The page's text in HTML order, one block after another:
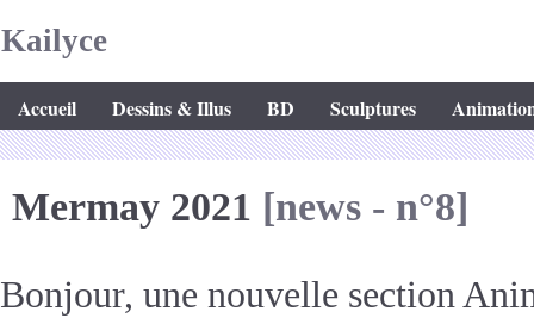
Kailyce
Accueil Dessins & Illus BD Sculptures
Mermay 2021 [news - n°8]
Bonjour, une nouvelle section